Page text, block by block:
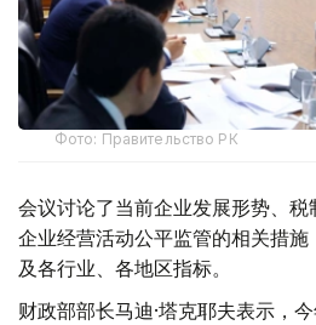
Фото: Правительство РК
会议讨论了当前企业发展形势、
企业经营活动公平监管的相关措
及各行业、各地区指标。
财政部部长马迪·塔克耶夫表示，